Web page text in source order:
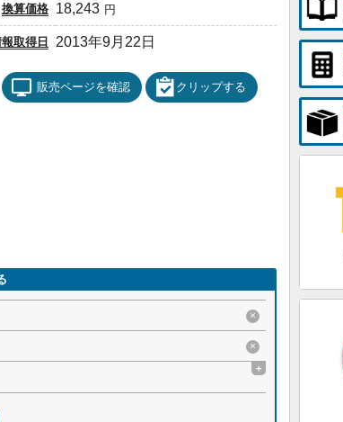
換算価格 18,243 円
取得日 2013年9月22日
販売ページを確認 クリップする
×
×
+